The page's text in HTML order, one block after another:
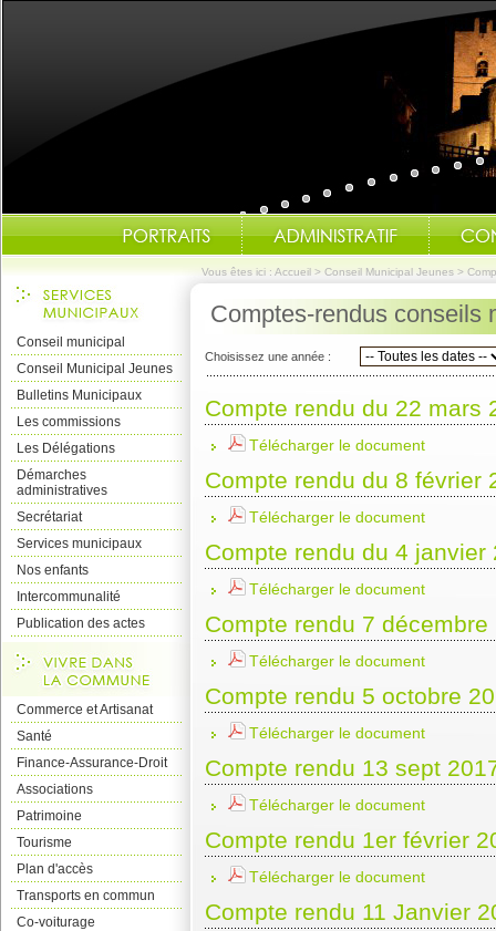
Vous êtes ici : Accueil > Conseil Municipal Jeunes >
Conseil municipal
Conseil Municipal Jeunes
Bulletins Municipaux
Les commissions
Les Délégations
Démarches
administratives
Secrétariat
Services municipaux
Nos enfants
Intercommunalité
Publication des actes
Commerce et Artisanat
Santé
Finance-Assurance-Droit
Associations
Patrimoine
Tourisme
Plan d'accès
Transports en commun
Co-voiturage
Comptes-rendus conseils
Choisissez une année :
Compte rendu du 22 mars
Télécharger le document
Compte rendu du 8 février
Télécharger le document
Compte rendu du 4 janvier
Télécharger le document
Compte rendu 7 décembre
Télécharger le document
Compte rendu 5 octobre
Télécharger le document
Compte rendu 13 sept
Télécharger le document
Compte rendu 1er février
Télécharger le document
Compte rendu 11 Janvier